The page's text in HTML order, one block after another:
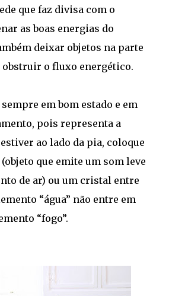
que faz divisa com o
as boas energias do
deixar objetos na parte
o fluxo energético.
sempre em bom estado e em
pois representa a
ao lado da pia, coloque
que emite um som leve
de ar) ou um cristal entre
“água” não entre em
“fogo”.